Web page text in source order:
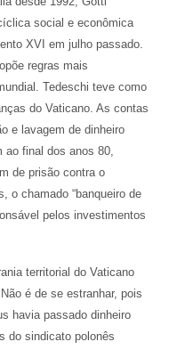
social e econômica
XVI em julho passado.
regras mais
Tedeschi teve como
do Vaticano. As contas
e lavagem de dinheiro
ao final dos anos 80,
de prisão contra o
o chamado “banqueiro de
pelos investimentos
territorial do Vaticano
é de se estranhar, pois
havia passado dinheiro
do sindicato polonês